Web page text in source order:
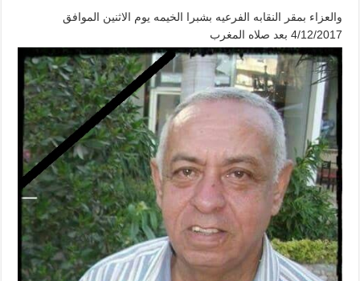
والعزاء بمقر النقابه الفرعيه بشبرا الخيمه يوم الاثنين الموافق
4/12/2017 بعد صلاه المغرب